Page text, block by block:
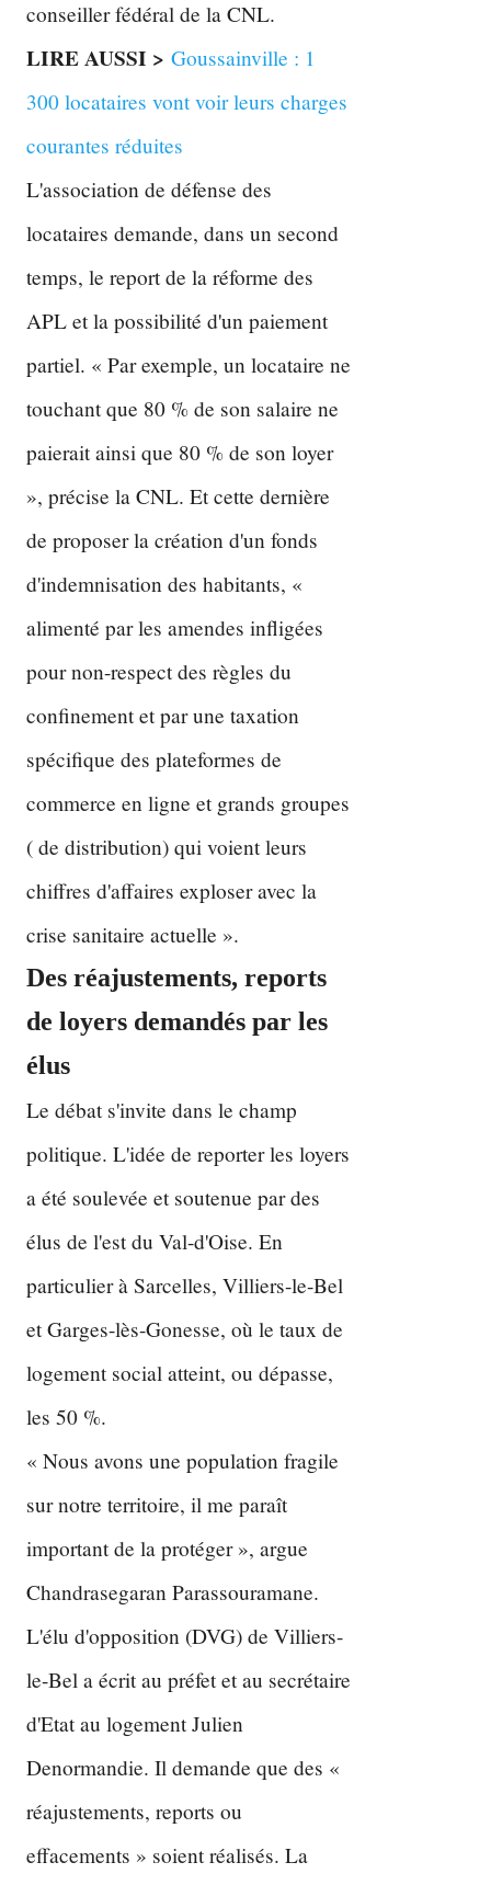
conseiller fédéral de la CNL.
LIRE AUSSI > Goussainville : 1
300 locataires vont voir leurs charges
courantes réduites
L'association de défense des
locataires demande, dans un second
temps, le report de la réforme des
APL et la possibilité d'un paiement
partiel. « Par exemple, un locataire ne
touchant que 80 % de son salaire ne
paierait ainsi que 80 % de son loyer
», précise la CNL. Et cette dernière
de proposer la création d'un fonds
d'indemnisation des habitants, «
alimenté par les amendes infligées
pour non-respect des règles du
confinement et par une taxation
spécifique des plateformes de
commerce en ligne et grands groupes
( de distribution) qui voient leurs
chiffres d'affaires exploser avec la
crise sanitaire actuelle ».
Des réajustements, reports
de loyers demandés par les
élus
Le débat s'invite dans le champ
politique. L'idée de reporter les loyers
a été soulevée et soutenue par des
élus de l'est du Val-d'Oise. En
particulier à Sarcelles, Villiers-le-Bel
et Garges-lès-Gonesse, où le taux de
logement social atteint, ou dépasse,
les 50 %.
« Nous avons une population fragile
sur notre territoire, il me paraît
important de la protéger », argue
Chandrasegaran Parassouramane.
L'élu d'opposition (DVG) de Villiers-
le-Bel a écrit au préfet et au secrétaire
d'Etat au logement Julien
Denormandie. Il demande que des «
réajustements, reports ou
effacements » soient réalisés. La